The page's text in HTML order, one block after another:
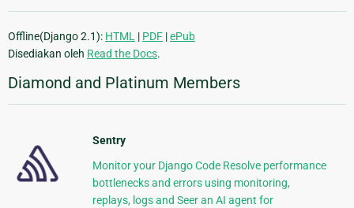
Offline(Django 2.1): HTML | PDF |ePub
Disediakan oleh Read the Docs.
Diamond and Platinum Members
Sentry
Monitor your Django Code Resolve performance
bottlenecks and errors using monitoring,
replays, logs and Seer an AI agent for